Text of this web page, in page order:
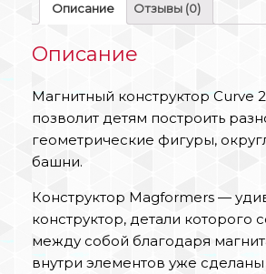
Описание Отзывы (0)
Описание
Магнитный конструктор Curve
позволит детям построить
геометрические фигуры,
башни.
Конструктор Magformers —
конструктор, детали которого
между собой благодаря
внутри элементов уже сделаны